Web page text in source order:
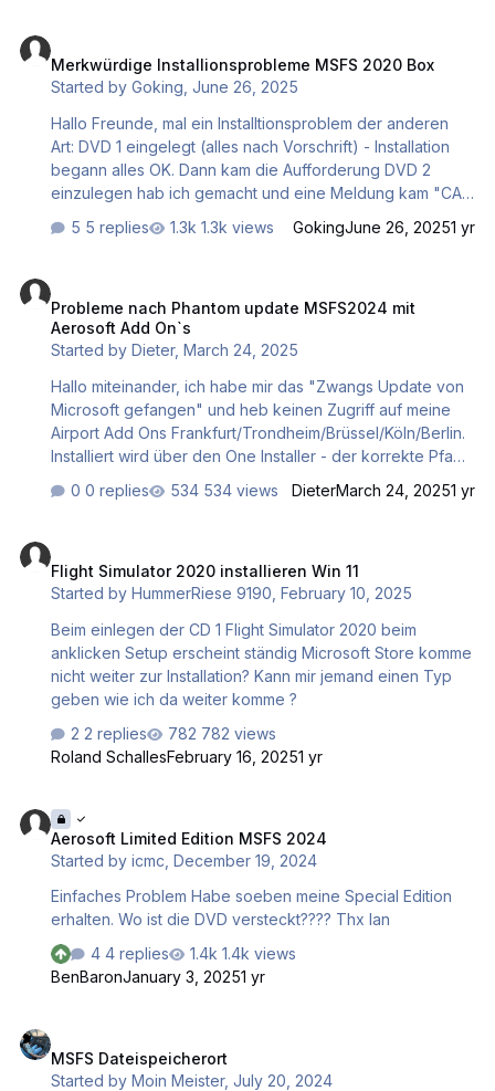
Merkwürdige Installionsprobleme MSFS 2020 Box
Started byGoking ,June 26, 2025
Hallo Freunde, mal ein Installtionsproblem der anderen
Art: DVD 1 eingelegt (alles nach Vorschrift) - Installation
begann alles OK. Dann kam die Aufforderung DVD 2
einzulegen hab ich gemacht und eine Meldung kam "CAB
Überprüfung DVD 2 eingelegt und die Datei "data3.cab"
Bildschirm tat sich nichts. Computer neu gestartet
Virenscanner (Bitdefender) ausgeschaltet - das Proiblem
blieb. Das Laufwerk arbeitet und arbeitet, aber keine
Bildschirmanzeige. Ich weiß keinen Rat m…
5 replies 1.3k views GokingJune 26, 20251 yr
Probleme nach Phantom update MSFS2024 mit
Aerosoft Add On`s
Started byDieter,March 24, 2025
Hallo miteinander, ich habe mir das "Zwangs Update von
Microsoft gefangen" und heb keinen Zugriff auf meine
Airport Add Ons Frankfurt/Trondheim/Brüssel/Köln/Berlin.
Installiert wird über den One Installer - der korrekte Pfad
nichts!! Was kann bzw. sollte ich tun? Besten Dank für Eure
0 replies 534 views DieterMarch 24, 20251 yr
Flight Simulator 2020 installieren Win 11
Started by HummerRiese 9190, February 10, 2025
Beim einlegen der CD 1 Flight Simulator 2020 beim
anklicken Setup erscheint ständig Microsoft Store komme
nicht weiter zur Installation? Kann mir jemand einen Typ
geben wie ich da weiter komme ?
2 replies
782 views
Roland SchallesFebruary 16, 20251 yr
Aerosoft Limited Edition MSFS 2024
Started byicmc ,December 19, 2024
Einfaches Problem Habe soeben meine Special Edition
erhalten. Wo ist die DVD versteckt???? Thx Ian
4 replies
1.4k views
BenBaronJanuary 3, 20251 yr
MSFS Dateispeicherort
Started byMoin Meister,July 20, 2024